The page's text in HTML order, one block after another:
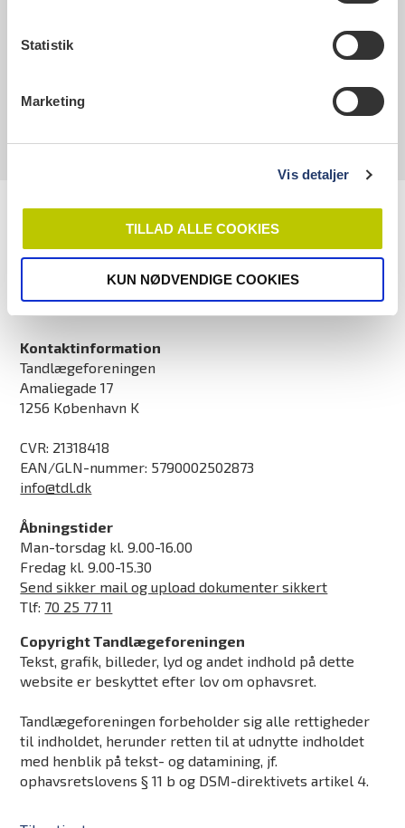
Statistik
Marketing
Vis detaljer
TILLAD ALLE COOKIES
KUN NØDVENDIGE COOKIES
Du
Kontaktinformation
Tandlægeforeningen
Amaliegade 17
1256 København K
CVR: 21318418
EAN/GLN-nummer: 5790002502873
info@tdl.dk
Åbningstider
Man-torsdag kl. 9.00-16.00
Fredag kl. 9.00-15.30
Send sikker mail og upload dokumenter sikkert
Tlf: 70 25 77 11
Copyright Tandlægeforeningen
Tekst, grafik, billeder, lyd og andet indhold på dette
website er beskyttet efter lov om ophavsret.
Tandlægeforeningen forbeholder sig alle rettigheder
til indholdet, herunder retten til at udnytte indholdet
med henblik på tekst- og datamining, jf.
ophavsretslovens § 11 b og DSM-direktivets artikel 4.